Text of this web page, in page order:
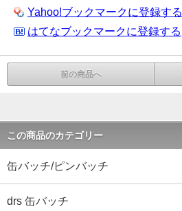
Yahoo!ブックマークに登録する
はてなブックマークに登録する
前の商品へ
この商品のカテゴリー
缶バッチ/ピンバッチ
drs 缶バッチ